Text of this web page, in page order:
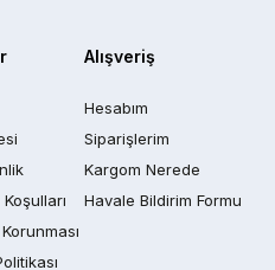
Alışveriş
Hesabım
Siparişlerim
Kargom Nerede
Havale Bildirim Formu